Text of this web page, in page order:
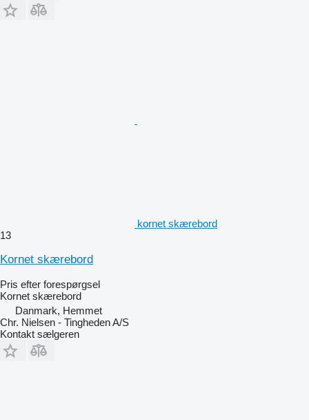
kornet skærebord
13
Kornet skærebord
Pris efter forespørgsel
Kornet skærebord
Danmark, Hemmet
Chr. Nielsen - Tingheden A/S
Kontakt sælgeren